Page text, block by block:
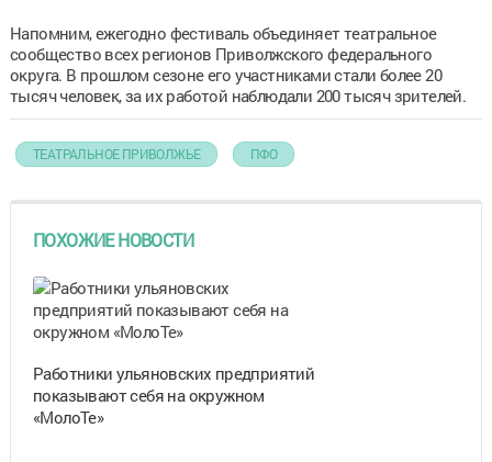
Напомним, ежегодно фестиваль объединяет театральное
сообщество всех регионов Приволжского федерального
округа. В прошлом сезоне его участниками стали более 20
тысяч человек, за их работой наблюдали 200 тысяч зрителей.
ТЕАТРАЛЬНОЕ ПРИВОЛЖЬЕ ПФО
ПОХОЖИЕ НОВОСТИ
Работники ульяновских предприятий
показывают себя на окружном
«МолоТе»